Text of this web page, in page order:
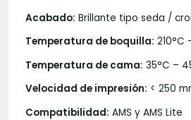
Acabado: Brillante tipo seda /
Temperatura de boquilla: 210°C
Temperatura de cama: 35°C –
Velocidad de impresión: < 250
Compatibilidad: AMS y AMS Lite